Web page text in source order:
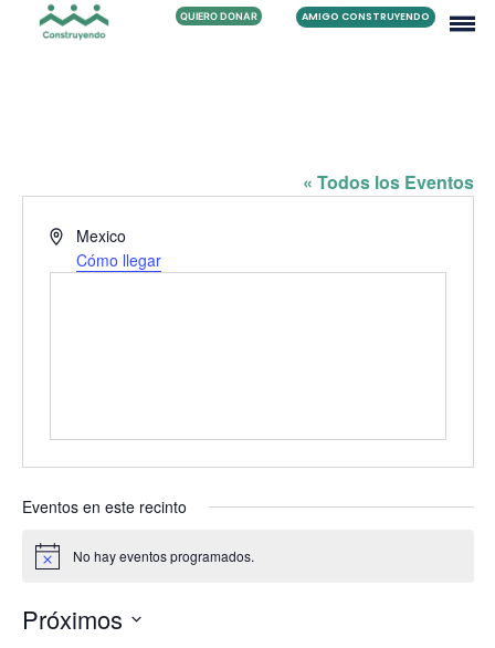
QUIERO DONAR AMIGO CONSTRUYENDO
« Todos los Eventos
Dirección
Mexico
Cómo llegar
Eventos en este recinto
Aviso No hay eventos programados.
Próximos